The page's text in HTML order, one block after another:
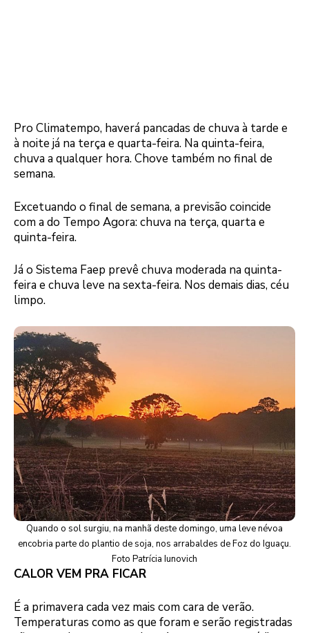
Pro Climatempo, haverá pancadas de chuva à tarde e
à noite já na terça e quarta-feira. Na quinta-feira,
chuva a qualquer hora. Chove também no final de
semana.
Excetuando o final de semana, a previsão coincide
com a do Tempo Agora: chuva na terça, quarta e
quinta-feira.
Já o Sistema Faep prevê chuva moderada na quinta-
feira e chuva leve na sexta-feira. Nos demais dias, céu
limpo.
Quando o sol surgiu, na manhã deste domingo, uma leve névoa
encobria parte do plantio de soja, nos arrabaldes de Foz do Iguaçu.
Foto Patrícia Iunovich
CALOR VEM PRA FICAR
É a primavera cada vez mais com cara de verão.
Temperaturas como as que foram e serão registradas